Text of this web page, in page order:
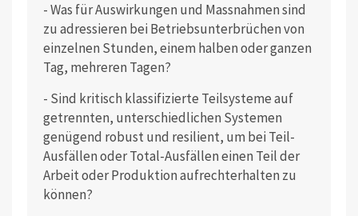
- Was für Auswirkungen und Massnahmen sind
zu adressieren bei Betriebsunterbrüchen von
einzelnen Stunden, einem halben oder ganzen
Tag, mehreren Tagen?
- Sind kritisch klassifizierte Teilsysteme auf
getrennten, unterschiedlichen Systemen
genügend robust und resilient, um bei Teil-
Ausfällen oder Total-Ausfällen einen Teil der
Arbeit oder Produktion aufrechterhalten zu
können?